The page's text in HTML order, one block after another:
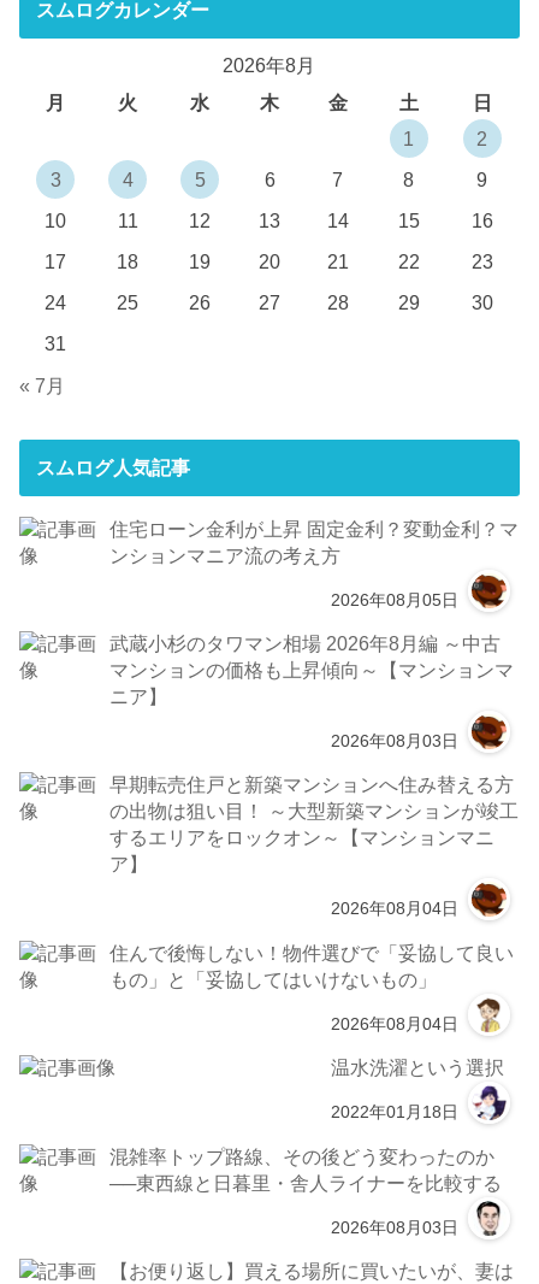
スムログカレンダー
2026年8月
月
火 水 木 金 土
日
1
2
3
4 5 6 7 8
9
10
11 12 13 14 15
16
17
18 19 20 21 22
23
24
25 26 27 28 29
30
31
« 7月
スムログ人気記事
住宅ローン金利が上昇 固定金利？変動金利？マ
ンションマニア流の考え方
2026年08月05日
武蔵小杉のタワマン相場 2026年8月編 ～中古
マンションの価格も上昇傾向～【マンションマ
ニア】
2026年08月03日
早期転売住戸と新築マンションへ住み替える方
の出物は狙い目！ ～大型新築マンションが竣工
するエリアをロックオン～【マンションマニ
ア】
2026年08月04日
住んで後悔しない！物件選びで「妥協して良い
もの」と「妥協してはいけないもの」
2026年08月04日
温水洗濯という選択
2022年01月18日
混雑率トップ路線、その後どう変わったのか
──東西線と日暮里・舎人ライナーを比較する
2026年08月03日
【お便り返し】買える場所に買いたいが、妻は